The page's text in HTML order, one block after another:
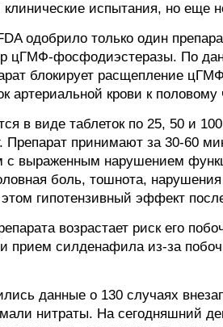
испытания, но еще
одобрило только один
цГМФ-фосфодиэстеразы. По
блокирует расщепление
артериальной крови к половому
в виде таблеток по 25, 50 и
принимают за 30-60
выраженным нарушением
боль, тошнота,
этом гипотензивный эффект
возрастает риск его
прием силденафила из-за
данные о 130 случаях
нитраты. На сегодняшний